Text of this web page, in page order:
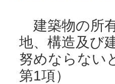
建築物の所
地、構造及び
努めならない
第1項）